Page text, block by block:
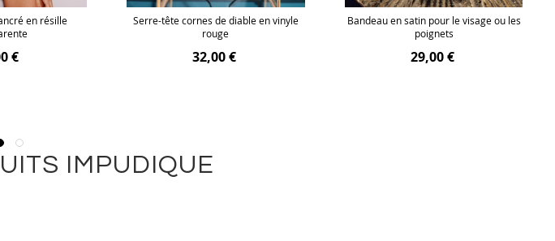
en résille
€
Serre-tête cornes de diable en vinyle
rouge
32,00 €
Bandeau en satin pour le visage ou les
poignets
29,00 €
IMPUDIQUE